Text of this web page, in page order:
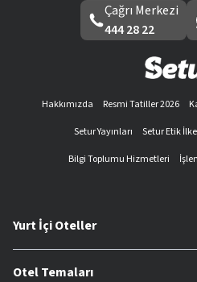
Çağrı Merkezi
444 28 22
Hakkımızda Resmi Tatiller 2026
Setur Yayınları
Setur Etik
Bilgi Toplumu Hizmetleri
Yurt İçi Oteller
Otel Temaları